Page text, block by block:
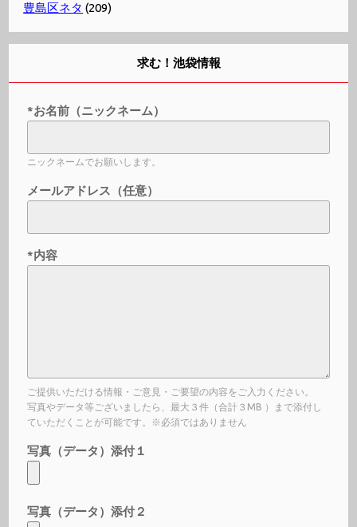
豊島区ネタ (209)
求む！池袋情報
*お名前（ニックネーム）
ニックネームでお願いします。
メールアドレス（任意）
*内容
ご提供いただける情報・ご意見・ご要望の内容をご入力ください。
写真やデータ等ございましたら、最大３件（合計３MB ）まで添付し
ていただくことが可能です。※必須ではありません
写真（データ）添付１
写真（データ）添付２